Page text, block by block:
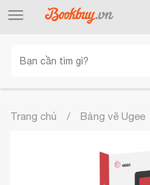
Toggle
Trang chủ Bảng vẽ Ugee